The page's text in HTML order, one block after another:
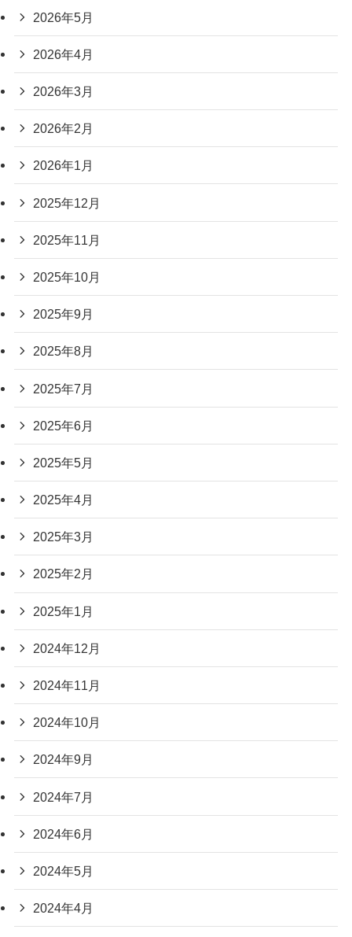
2026年5月
2026年4月
2026年3月
2026年2月
2026年1月
2025年12月
2025年11月
2025年10月
2025年9月
2025年8月
2025年7月
2025年6月
2025年5月
2025年4月
2025年3月
2025年2月
2025年1月
2024年12月
2024年11月
2024年10月
2024年9月
2024年7月
2024年6月
2024年5月
2024年4月